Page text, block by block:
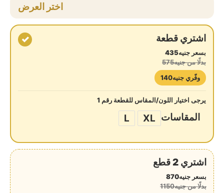
اختر العرض
اشتري قطعة
بسعر جنيه435
بدلًا من جنيه575
وفّري جنيه140
✓
يرجى اختيار اللون/المقاس للقطعة رقم 1
المقاسات XL
L
اشتري 2 قطع
بسعر جنيه870
بدلًا من جنيه1150